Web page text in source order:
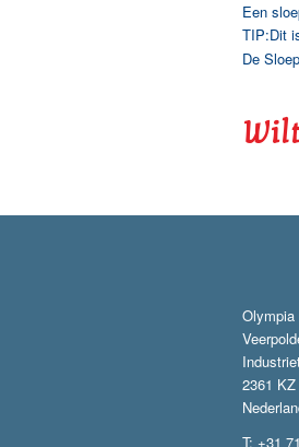
Een
TIP:Dit
De
Olympia
2361
T: +31